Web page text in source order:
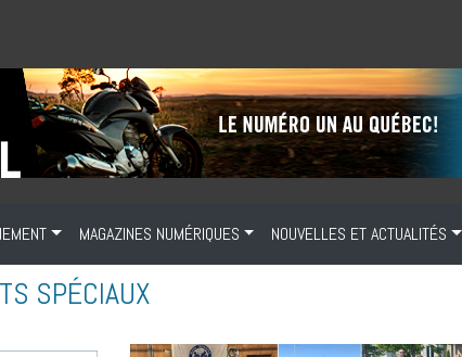
MAGAZINES NUMÉRIQUES NOUVELLES ET ACTUALITÉS
SPÉCIAUX